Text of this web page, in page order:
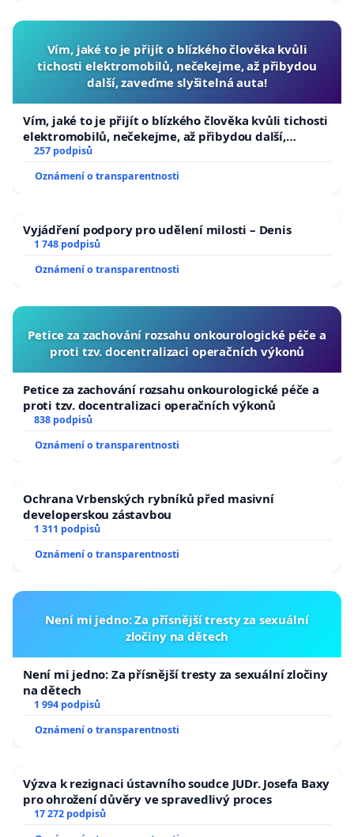
Vím, jaké to je přijít o blízkého člověka kvůli
tichosti elektromobilů, nečekejme, až přibydou
další, zaveďme slyšitelná auta!
Vím, jaké to je přijít o blízkého člověka kvůli tichosti
elektromobilů, nečekejme, až přibydou další,
zaveďme slyšitelná auta!
257 podpisů
Oznámení o transparentnosti
Vyjádření podpory pro udělení milosti – Denis
1 748 podpisů
Oznámení o transparentnosti
Petice za zachování rozsahu onkourologické péče a
proti tzv. docentralizaci operačních výkonů
Petice za zachování rozsahu onkourologické péče a
proti tzv. docentralizaci operačních výkonů
838 podpisů
Oznámení o transparentnosti
Ochrana Vrbenských rybníků před masivní
developerskou zástavbou
1 311 podpisů
Oznámení o transparentnosti
Není mi jedno: Za přísnější tresty za sexuální
zločiny na dětech
Není mi jedno: Za přísnější tresty za sexuální zločiny
na dětech
1 994 podpisů
Oznámení o transparentnosti
Výzva k rezignaci ústavního soudce JUDr. Josefa Baxy
pro ohrožení důvěry ve spravedlivý proces
17 272 podpisů